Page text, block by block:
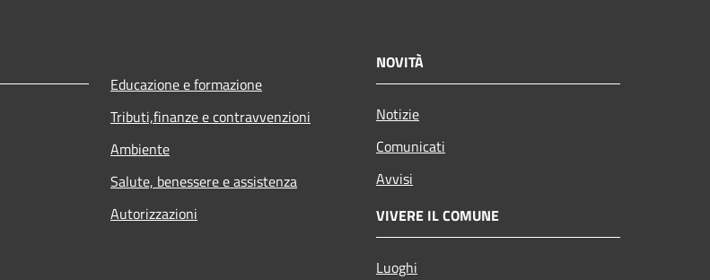
Educazione e formazione
Tributi,finanze e contravvenzioni
Ambiente
Salute, benessere e assistenza
Autorizzazioni
NOVITÀ
Notizie
Comunicati
Avvisi
VIVERE IL COMUNE
Luoghi